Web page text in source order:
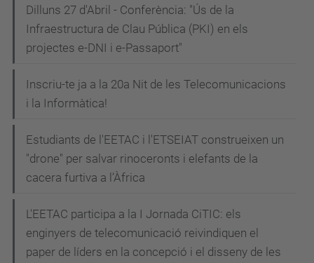
Dilluns 27 d'Abril - Conferència: "Ús de la
Infraestructura de Clau Pública (PKI) en els
projectes e-DNI i e-Passaport"
Inscriu-te ja a la 20a Nit de les Telecomunicacions
i la Informàtica!
Estudiants de l'EETAC i l'ETSEIAT construeixen un
"drone" per salvar rinoceronts i elefants de la
cacera furtiva a l’Àfrica
L'EETAC participa a la I Jornada CiTIC: els
enginyers de telecomunicació reivindiquen el
paper de líders en la concepció i el disseny de les